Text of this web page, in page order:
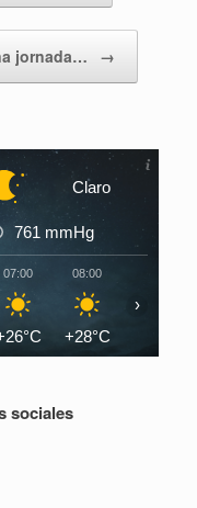
jornada… →
Claro
761 mmHg
07:00 08:00
+28°C
›
sociales